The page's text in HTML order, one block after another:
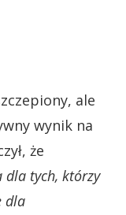
ale
wynik na
że
dla tych, którzy
dla